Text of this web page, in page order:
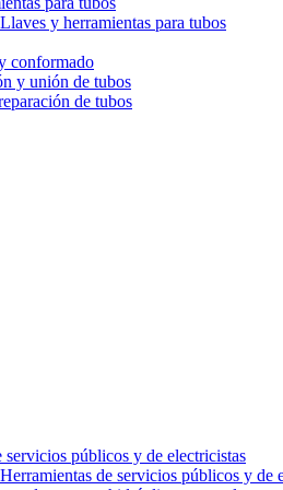
y herramientas para tubos
conformado
y unión de tubos
de tubos
servicios públicos y de electricistas
de servicios públicos y de